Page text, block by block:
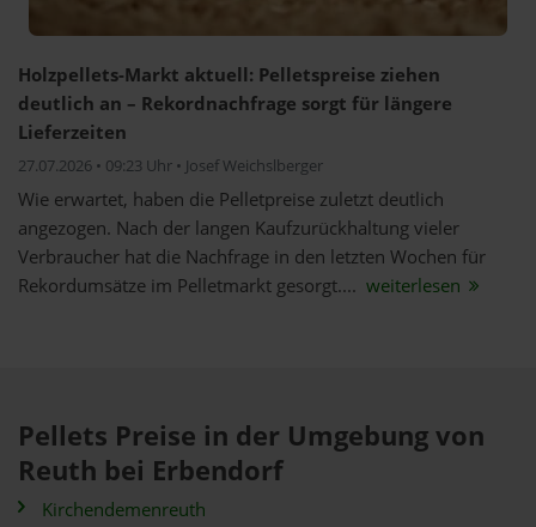
Holzpellets-Markt aktuell: Pelletspreise ziehen
deutlich an – Rekordnachfrage sorgt für längere
Lieferzeiten
27.07.2026 • 09:23 Uhr • Josef Weichslberger
Wie erwartet, haben die Pelletpreise zuletzt deutlich
angezogen. Nach der langen Kaufzurückhaltung vieler
Verbraucher hat die Nachfrage in den letzten Wochen für
Rekordumsätze im Pelletmarkt gesorgt.... weiterlesen
Pellets Preise in der Umgebung von
Reuth bei Erbendorf
Kirchendemenreuth